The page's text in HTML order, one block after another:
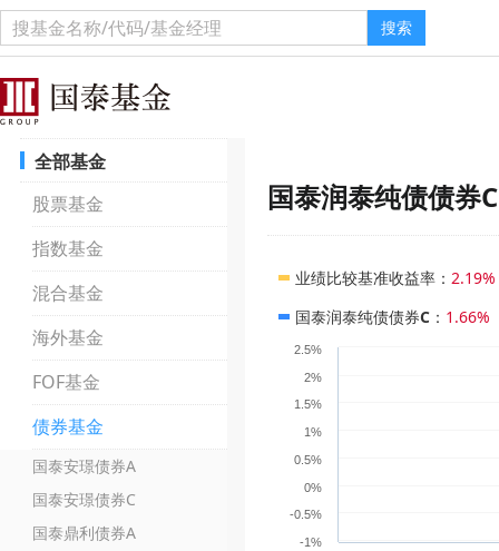
搜索
全部基金
股票基金
指数基金
混合基金
海外基金
FOF基金
债券基金
国泰安璟债券A
国泰安璟债券C
国泰鼎利债券A
国泰润泰纯债债券C
业绩比较基准收益率 ： 2.19%
国泰润泰纯债债券C ： 1.66%
-1%
-0.5%
0%
0.5%
1%
1.5%
2%
2.5%